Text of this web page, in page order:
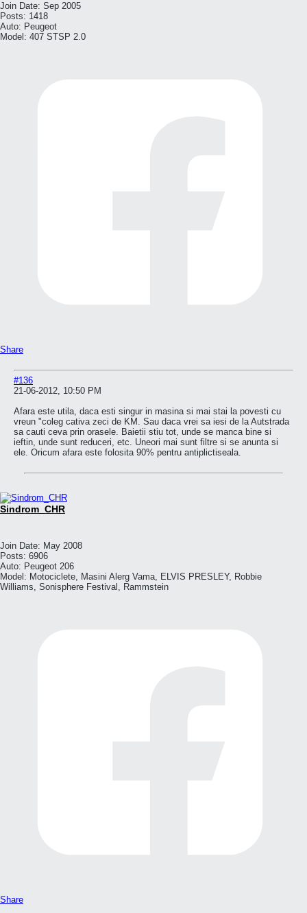
Join Date: Sep 2005
Posts: 1418
Auto: Peugeot
Model: 407 STSP 2.0
Share
#136
21-06-2012, 10:50 PM
Afara este utila, daca esti singur in masina si mai stai la povesti cu
vreun "coleg cativa zeci de KM. Sau daca vrei sa iesi de la Autstrada
sa cauti ceva prin orasele. Baietii stiu tot, unde se manca bine si
ieftin, unde sunt reduceri, etc. Uneori mai sunt filtre si se anunta si
ele. Oricum afara este folosita 90% pentru antiplictiseala.
Sindrom_CHR
Join Date: May 2008
Posts: 6906
Auto: Peugeot 206
Model: Motociclete, Masini Alerg Vama, ELVIS PRESLEY, Robbie
Williams, Sonisphere Festival, Rammstein
Share